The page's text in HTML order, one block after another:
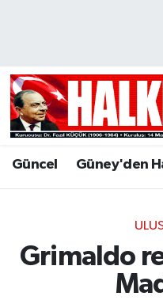
Güncel Güney'den
Grimaldo
Hava Durumu
Trafik Durumu
Tüm Manşetler
Son Dakika